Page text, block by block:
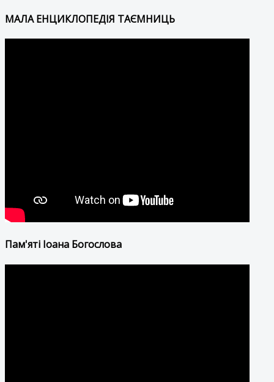
МАЛА ЕНЦИКЛОПЕДІЯ ТАЄМНИЦЬ
Пам'яті Іоана Богослова